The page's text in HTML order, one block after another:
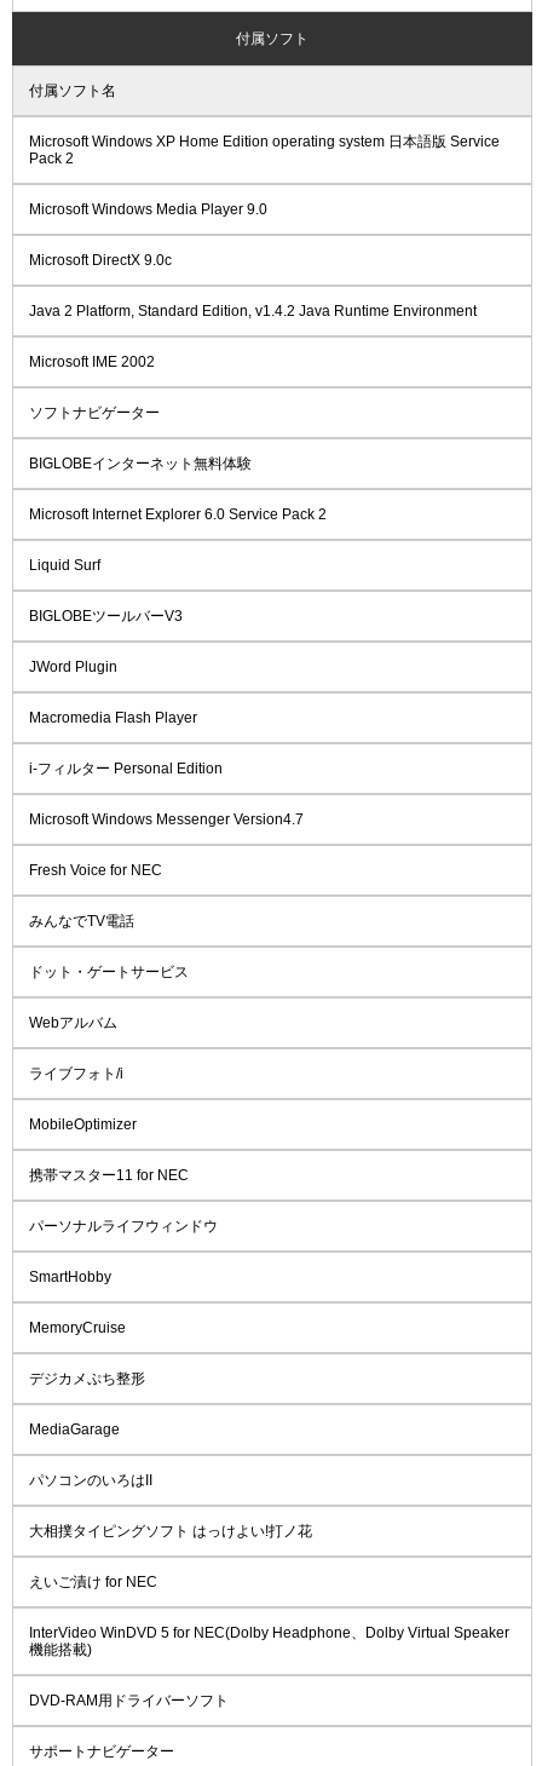
付属ソフト
付属ソフト名
Microsoft Windows XP Home Edition operating system 日本語版 Service
Pack 2
Microsoft Windows Media Player 9.0
Microsoft DirectX 9.0c
Java 2 Platform, Standard Edition, v1.4.2 Java Runtime Environment
Microsoft IME 2002
ソフトナビゲーター
BIGLOBEインターネット無料体験
Microsoft Internet Explorer 6.0 Service Pack 2
Liquid Surf
BIGLOBEツールバーV3
JWord Plugin
Macromedia Flash Player
i-フィルター Personal Edition
Microsoft Windows Messenger Version4.7
Fresh Voice for NEC
みんなでTV電話
ドット・ゲートサービス
Webアルバム
ライブフォト/i
MobileOptimizer
携帯マスター11 for NEC
パーソナルライフウィンドウ
SmartHobby
MemoryCruise
デジカメぷち整形
MediaGarage
パソコンのいろはII
大相撲タイピングソフト はっけよい!打ノ花
えいご漬け for NEC
InterVideo WinDVD 5 for NEC(Dolby Headphone、Dolby Virtual Speaker
機能搭載)
DVD-RAM用ドライバーソフト
サポートナビゲーター